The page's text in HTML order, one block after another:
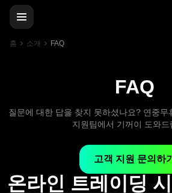
홈 소개 FAQ
FAQ
질문에 대한 답을 찾지 못하셨나요? 연중무
지원팀에서 기꺼이 도와드
고객 지원 문의하기
온라인 트레이딩